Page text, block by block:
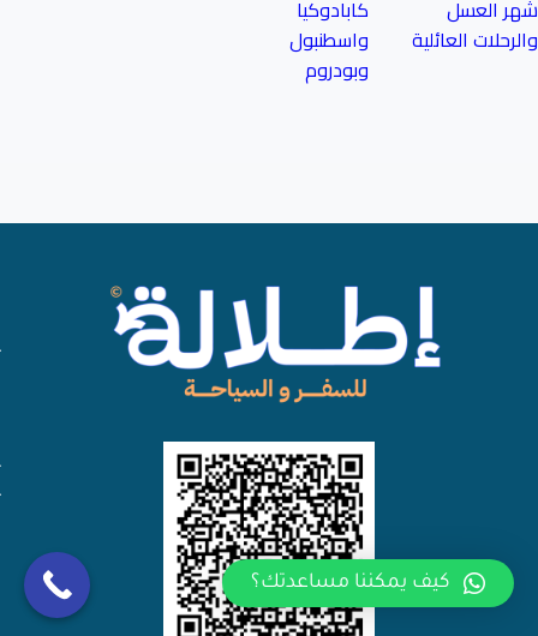
شهر العسل
والرحلات العائلية
كابادوكيا
واسطنبول
وبودروم
كيف يمكننا مساعدتك؟